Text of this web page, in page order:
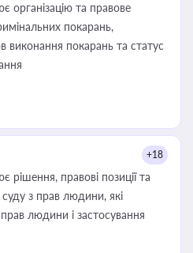
організацію та правове
покарань,
виконання покарань та статус
+18
рішення, правові позиції та
з прав людини, які
людини і застосування